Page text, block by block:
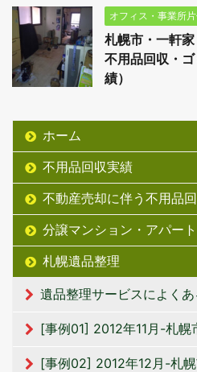
オフィス・事業所
札幌市・一軒
不用品回収・
績）
ホーム
不用品回収実績
不動産売却に伴う不用品
分譲マンション・アパート
札幌遺品整理
遺品整理サービスによく
[事例01] 2012年11月-札幌
[事例02] 2012年12月-札